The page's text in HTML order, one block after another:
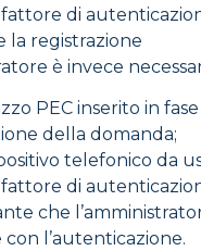
di
la registrazione
è invece
PEC inserito in
della domanda;
telefonico da
di
che
l’autenticazione.